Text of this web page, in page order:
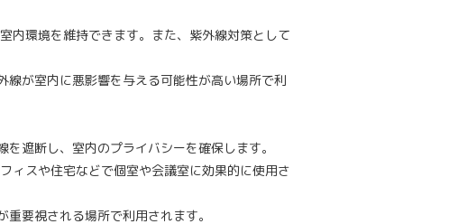
内環境を維持できます。また、紫外線対策として
が室内に悪影響を与える可能性が高い場所で利
遮断し、室内のプライバシーを確保します。
ィスや住宅などで個室や会議室に効果的に使用さ
要視される場所で利用されます。